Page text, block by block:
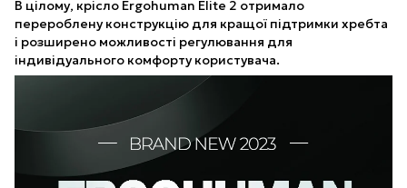
В цілому, крісло Ergohuman Elite 2 отримало
перероблену конструкцію для кращої підтримки хребта
і розширено можливості регулювання для
індивідуального комфорту користувача.